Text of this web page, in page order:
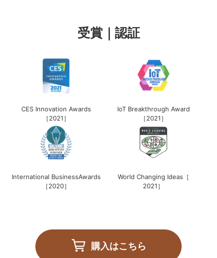
受賞｜認証
CES Innovation Awards
［2021］
IoT Breakthrough Award
［2021］
International BusinessAwards
［2020］
World Changing Ideas［
2021］
購入はこちら